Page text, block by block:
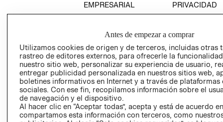
EMPRESARIAL
PRIVACIDAD
AVISO DE
LIBRO DE
Antes de empezar a comprar
Utilizamos cookies de origen y de terceros, incluidas otras
rastreo de editores externos, para ofrecerle la
nuestro sitio web, personalizar su experiencia de usuario,
entregar publicidad personalizada en nuestros sitios web,
boletines informativos en Internet y a través de plataformas
sociales. Con ese fin, recopilamos información sobre el
de navegación y el dispositivo.
Al hacer clic en “Aceptar todas”, acepta y está de acuerdo
compartamos esta información con terceros, como